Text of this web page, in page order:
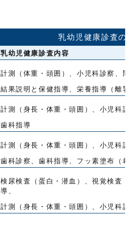
乳幼児健康診査の
乳幼児健康診査内容
計測（体重・頭囲）、小児科診察、
結果説明と保健指導、栄養指導（離
計測（身長・体重・頭囲）、小児科
歯科指導
計測（身長・体重・頭囲）、小児科
歯科診察、歯科指導、フッ素塗布（
検尿検査（蛋白・潜血）、視覚検査
導、
計測（身長・体重・頭囲）、小児科